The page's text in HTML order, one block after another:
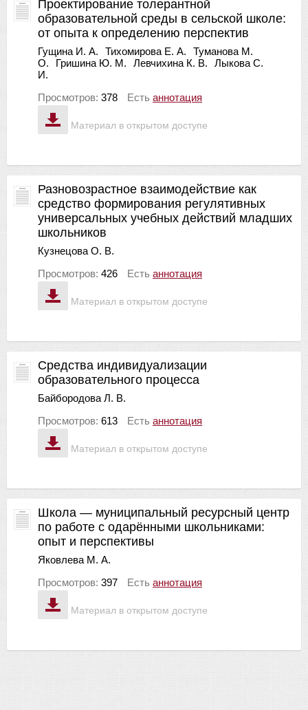
Материал в открытом доступе
Проектирование толерантной
образовательной среды в сельской школе:
от опыта к определению перспектив
Гущина И. А. Тихомирова Е. А.
Туманова М.
О.
Гришина Ю. М. Левчихина К. В.
Лыкова С.
И.
Просмотров: 378 Есть аннотация
Материал в открытом доступе
Разновозрастное взаимодействие как
средство формирования регулятивных
универсальных учебных действий младших
школьников
Кузнецова О. В.
Просмотров: 426 Есть аннотация
Материал в открытом доступе
Средства индивидуализации
образовательного процесса
Байбородова Л. В.
Просмотров: 613 Есть аннотация
Материал в открытом доступе
Школа — муниципальный ресурсный центр
по работе с одарёнными школьниками:
опыт и перспективы
Яковлева М. А.
Просмотров: 397 Есть аннотация